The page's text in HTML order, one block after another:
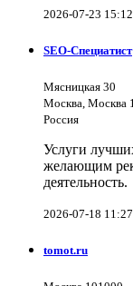
2026-07-23
SEO-Специатист
Мясницкая 30
Москва, Москва
Россия
Услуги
желающим
деятельность.
2026-07-18
tomot.ru